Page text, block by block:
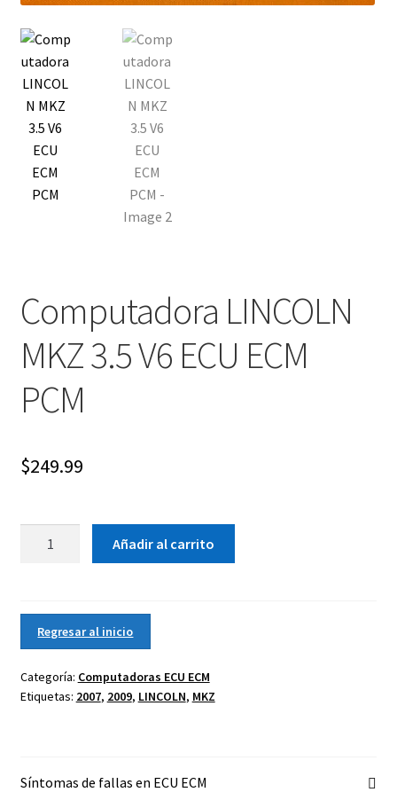
Computadora LINCOLN
MKZ 3.5 V6 ECU ECM
PCM
$249.99
PCM
Añadir al carrito
Regresar al inicio
Categoría: Computadoras ECU ECM
Etiquetas: 2007, 2009, LINCOLN, MKZ
Síntomas de fallas en ECU ECM